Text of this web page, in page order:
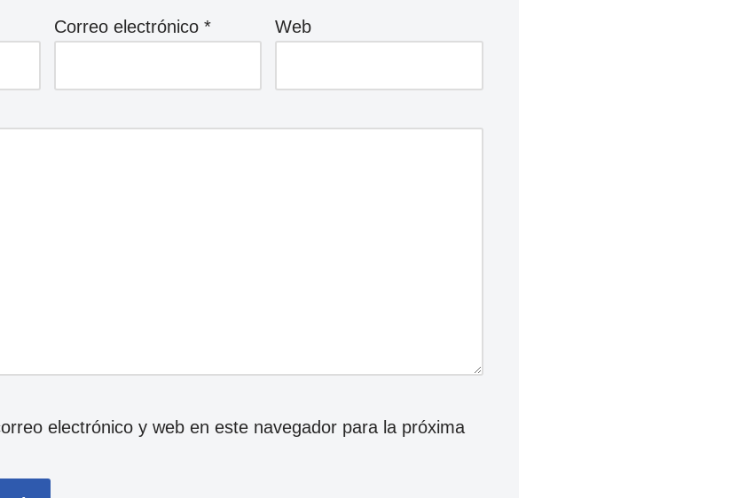
Correo electrónico * Web
electrónico y web en este navegador para la próxima